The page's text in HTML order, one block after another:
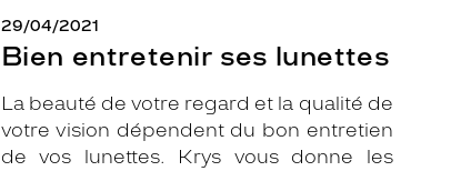
29/04/2021
Bien entretenir ses lunettes
La beauté de votre regard et la qualité de
votre vision dépendent du bon entretien
de vos lunettes. Krys vous donne les